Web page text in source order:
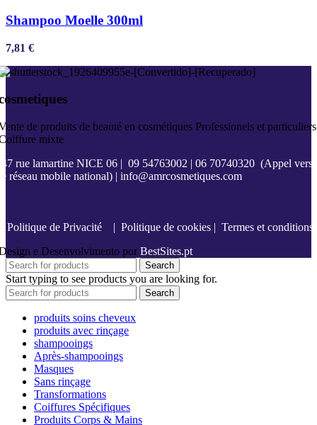
Shampoo Moelle 300ml
7,81 €
de produits de beauté en cosmétiques Professionels et particuliers
mixte
47 rue lamartine NICE 06 | 09 54763002 | 06 70740320 (Appel vers
réseau mobile national) | info@amrcosmetiques.com
Politique de Privacité | Politique de cookies | Termes et conditions
e Desenvolvimento por BestSites.pt
Search
Start typing to see products you are looking for.
Search
produits soins cheveux
produits avec rinçage
shampooings
Après-shampooings
Masques
Sans rinçage
Transformations
Coiffures Spécifiques
Produits Corps & Mains